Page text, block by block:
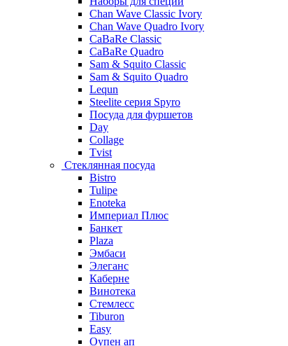
Chan Wave Classic Ivory
Chan Wave Quadro Ivory
CaBaRe Classic
CaBaRe Quadro
Sam & Squito Classic
Sam & Squito Quadro
Lequn
Steelite серия Spyro
Посуда для фуршетов
Day
Collage
Tvist
Стеклянная посуда
Bistro
Tulipe
Enoteka
Империал Плюс
Банкет
Plaza
Эмбаси
Элеганс
Каберне
Винотека
Стемлесс
Tiburon
Easy
Оупен ап